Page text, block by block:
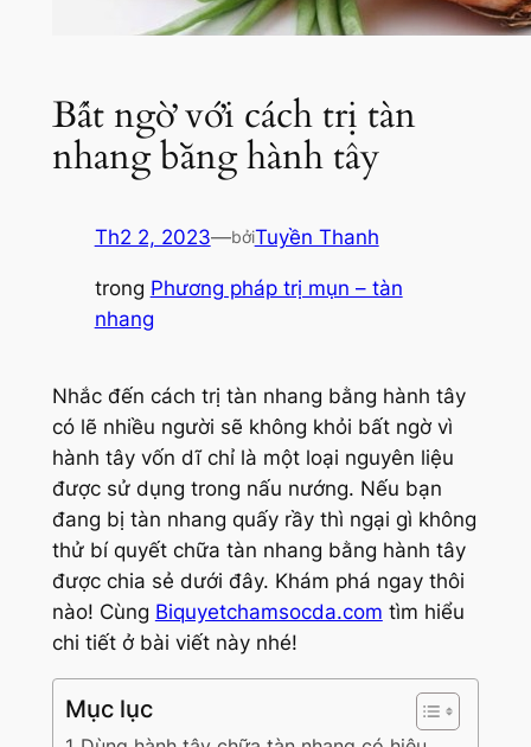
Bất ngờ với cách trị tàn
nhang bằng hành tây
Th2 2, 2023—bởiTuyền Thanh
trong Phương pháp trị mụn – tàn
nhang
Nhắc đến cách trị tàn nhang bằng hành tây
có lẽ nhiều người sẽ không khỏi bất ngờ vì
hành tây vốn dĩ chỉ là một loại nguyên liệu
được sử dụng trong nấu nướng. Nếu bạn
đang bị tàn nhang quấy rầy thì ngại gì không
thử bí quyết chữa tàn nhang bằng hành tây
được chia sẻ dưới đây. Khám phá ngay thôi
nào! Cùng Biquyetchamsocda.com tìm hiểu
chi tiết ở bài viết này nhé!
Mục lục